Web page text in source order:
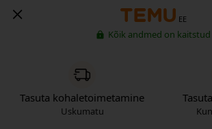
EE
Kõik andmed on kaitstud
Tasuta kohaletoimetamine
Uskumatu